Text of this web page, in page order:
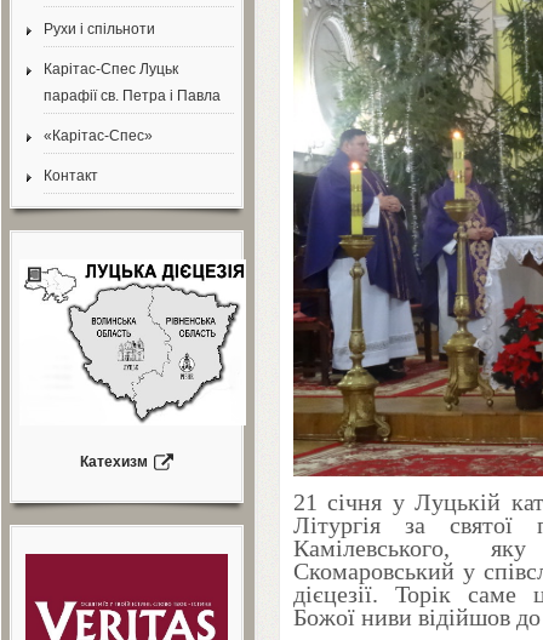
Рухи і спільноти
Карітас-Спес Луцьк
парафії св. Петра і Павла
«Карітас-Спес»
Контакт
Катехизм
21 січня у Луцькій
Літургія за святої
Камілевського,
Скомаровський у
дієцезії. Торік
Божої ниви відійшов